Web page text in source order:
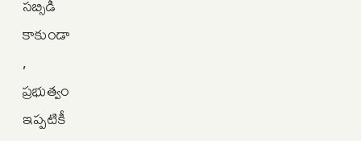
కాకుండా
,
ప్రభుత్వం
ఇప్పటికీ